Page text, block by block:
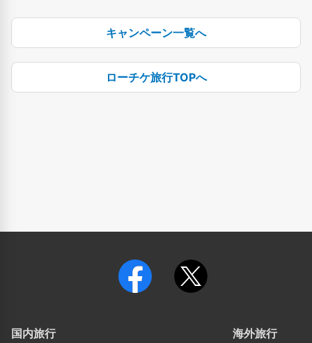
キャンペーン一覧へ
ローチケ旅行TOPへ
国内旅行 海外旅行